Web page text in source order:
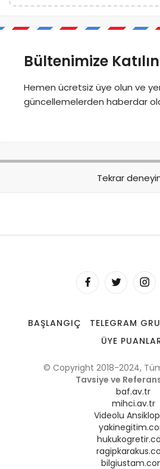
Bültenimize Katılın
Hemen ücretsiz üye olun ve
güncellemelerden haberdar
Tekrar
BAŞLANGIÇ TELEGRAM
ÜYE
© Copyright 2018-2024, Tüm
Tavsiye ve
baf.av.tr
mihci.av.tr
Videolu